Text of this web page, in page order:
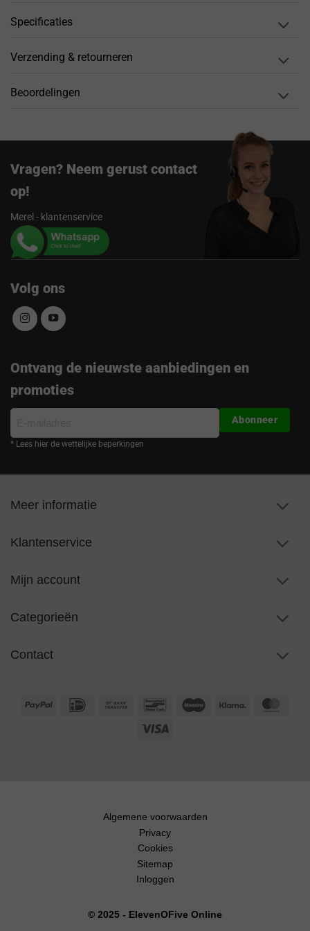
Specificaties
Verzending & retourneren
Beoordelingen
Vragen? Neem gerust contact
op!
Merel - klantenservice
Volg ons
Ontvang de nieuwste aanbiedingen en
promoties
mailadres
* Lees hier de wettelijke beperkingen
Abonneer
Meer informatie
Klantenservice
Mijn account
Categorieën
Contact
PayPal IDeal
Bank
BancontactMaestro Klarna
Algemene voorwaarden
Privacy
Cookies
Sitemap
Inloggen
© 2025 - ElevenOFive Online